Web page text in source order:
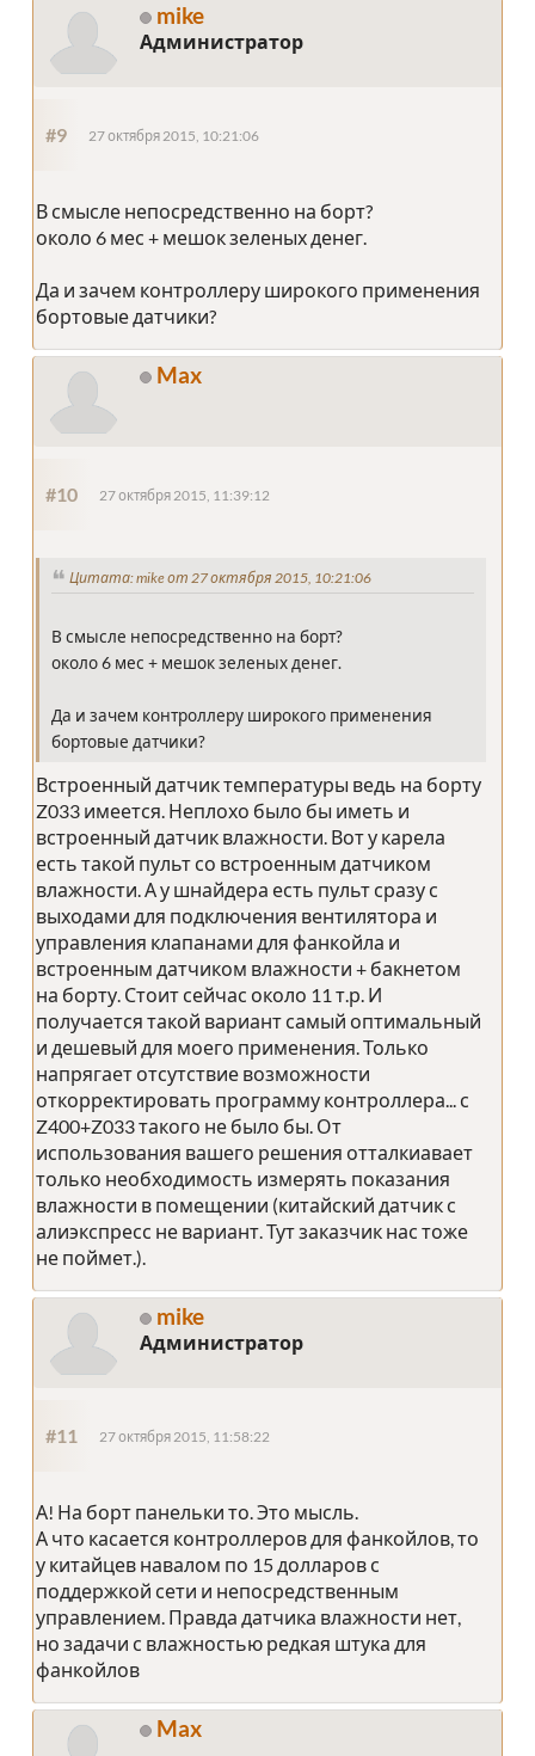
mike
Администратор
#9 27 октября 2015, 10:21:06
В смысле непосредственно на борт?
около 6 мес + мешок зеленых денег.
Да и зачем контроллеру широкого применения
бортовые датчики?
Max
#10 27 октября 2015, 11:39:12
Цитата: mike от 27 октября 2015, 10:21:06
В смысле непосредственно на борт?
около 6 мес + мешок зеленых денег.
Да и зачем контроллеру широкого применения
бортовые датчики?
Встроенный датчик температуры ведь на борту
Z033 имеется. Неплохо было бы иметь и
встроенный датчик влажности. Вот у карела
есть такой пульт со встроенным датчиком
влажности. А у шнайдера есть пульт сразу с
выходами для подключения вентилятора и
управления клапанами для фанкойла и
встроенным датчиком влажности + бакнетом
на борту. Стоит сейчас около 11 т.р. И
получается такой вариант самый оптимальный
и дешевый для моего применения. Только
напрягает отсутствие возможности
откорректировать программу контроллера... с
Z400+Z033 такого не было бы. От
использования вашего решения отталкиавает
только необходимость измерять показания
влажности в помещении (китайский датчик с
алиэкспресс не вариант. Тут заказчик нас тоже
не поймет.).
mike
Администратор
#11 27 октября 2015, 11:58:22
А! На борт панельки то. Это мысль.
А что касается контроллеров для фанкойлов, то
у китайцев навалом по 15 долларов с
поддержкой сети и непосредственным
управлением. Правда датчика влажности нет,
но задачи с влажностью редкая штука для
фанкойлов
Max